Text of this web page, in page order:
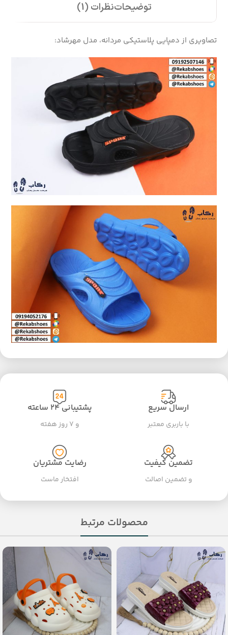
توضیحاتنظرات (1)
تصاویری از دمپایی پلاستیکی مردانه، مدل مهرشاد:
ارسال سریع
با باربری معتبر
پشتیبانی ۲۴ ساعته
و ۷ روز هفته
تضمین کیفیت
و تضمین اصالت
رضایت مشتریان
افتخار ماست
محصولات مرتبط